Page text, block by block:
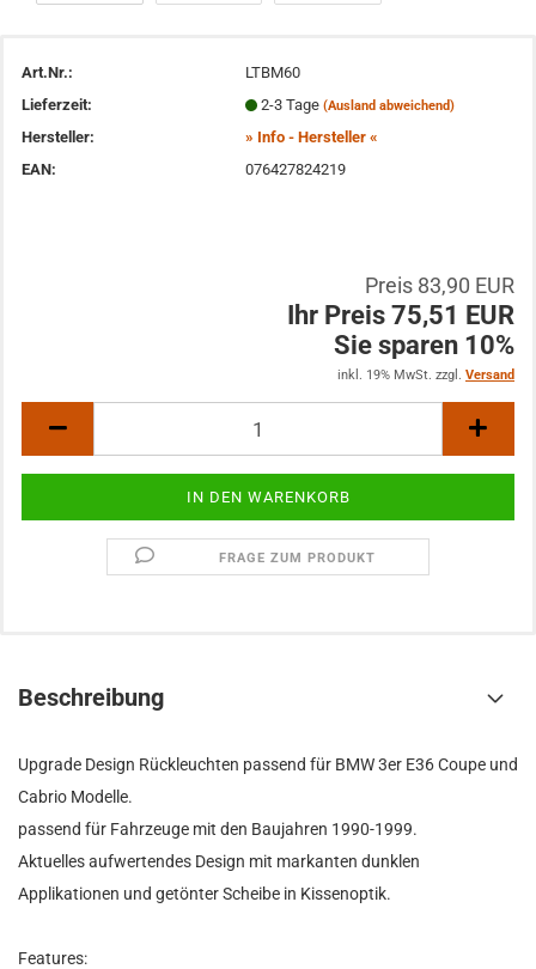
Art.Nr.:
LTBM60
Lieferzeit:
2-3 Tage (Ausland abweichend)
Hersteller:
» Info - Hersteller «
EAN:
076427824219
Preis 83,90 EUR
Ihr Preis 75,51 EUR
Sie sparen 10%
inkl. 19% MwSt. zzgl. Versand
FRAGE ZUM PRODUKT
Beschreibung
Upgrade Design Rückleuchten passend für BMW 3er E36 Coupe und
Cabrio Modelle.
passend für Fahrzeuge mit den Baujahren 1990-1999.
Aktuelles aufwertendes Design mit markanten dunklen
Applikationen und getönter Scheibe in Kissenoptik.
Features: